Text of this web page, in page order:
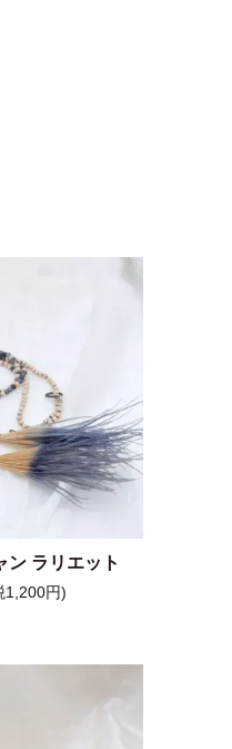
ン ラリエット
1,200円)